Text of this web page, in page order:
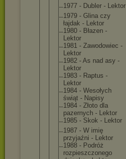
1977 - Dubler - Lektor
1979 - Glina czy
łajdak - Lektor
1980 - Błazen -
Lektor
1981 - Zawodowiec -
Lektor
1982 - As nad asy -
Lektor
1983 - Raptus -
Lektor
1984 - Wesołych
świąt - Napisy
1984 - Złoto dla
pazernych - Lektor
1985 - Skok - Lektor
1987 - W imię
przyjaźni - Lektor
1988 - Podróż
rozpieszczonego